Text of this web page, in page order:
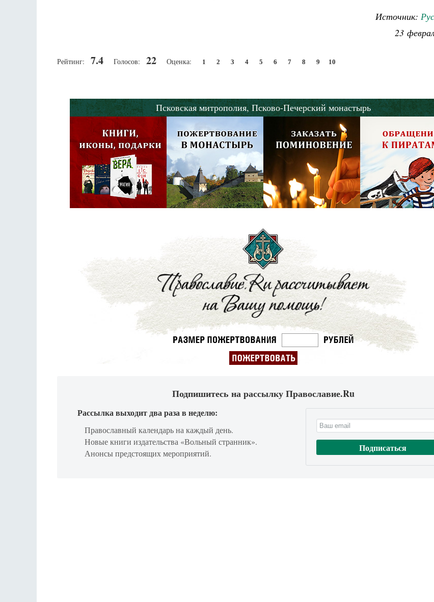
Источник:
23
Рейтинг: 7.4 Голосов: 22 Оценка: 1 2 3 4 5 6 7 8 9 10
Псковская митрополия, Псково-Печерский монастырь
Подпишитесь на рассылку Православие.Ru
Рассылка выходит два раза в неделю:
Православный календарь на каждый день.
Новые книги издательства «Вольный странник».
Анонсы предстоящих мероприятий.